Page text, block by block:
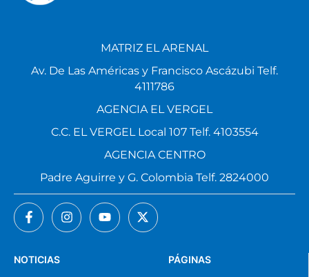
PÁGINAS
NOTICIAS
MATRIZ EL ARENAL
Av. De Las Américas y Francisco Ascázubi Telf.
4111786
AGENCIA EL VERGEL
C.C. EL VERGEL Local 107 Telf. 4103554
AGENCIA CENTRO
Padre Aguirre y G. Colombia Telf. 2824000